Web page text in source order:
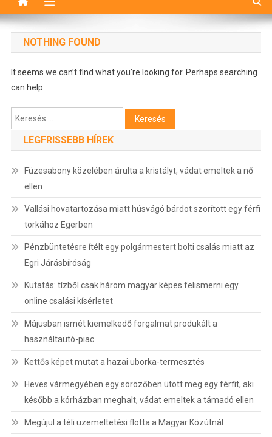
NOTHING FOUND
It seems we can’t find what you’re looking for. Perhaps searching
can help.
Keresés:
LEGFRISSEBB HÍREK
Füzesabony közelében árulta a kristályt, vádat emeltek a nő
ellen
Vallási hovatartozása miatt húsvágó bárdot szorított egy férfi
torkához Egerben
Pénzbüntetésre ítélt egy polgármestert bolti csalás miatt az
Egri Járásbíróság
Kutatás: tízből csak három magyar képes felismerni egy
online csalási kísérletet
Májusban ismét kiemelkedő forgalmat produkált a
használtautó-piac
Kettős képet mutat a hazai uborka-termesztés
Heves vármegyében egy sörözőben ütött meg egy férfit, aki
később a kórházban meghalt, vádat emeltek a támadó ellen
Megújul a téli üzemeltetési flotta a Magyar Közútnál